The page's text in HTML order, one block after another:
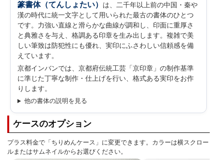
篆書体（てんしょたい） は、二千年以上前の中国・秦や
漢の時代に統一文字として用いられた最古の書体のひとつ
です。力強い直線と滑らかな曲線が調和し、印面に重厚さ
と典雅さを与え、格調ある印章を生み出します。複雑で美
しい筆致は防犯性にも優れ、実印にふさわしい信頼感を備
えています。
京都インバンでは、京都府伝統工芸「京印章」の制作基準
に準じた丁寧な制作・仕上げを行い、格式ある実印をお作
りします。
他の書体の説明を見る
ケースのオプション
プラス料金で「ちりめんケース」に変更できます。カラーは横スクロー
ルまたはサムネイルからお選びください。